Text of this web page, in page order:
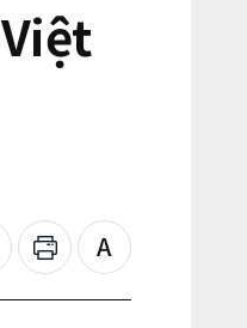
Print
Text
size